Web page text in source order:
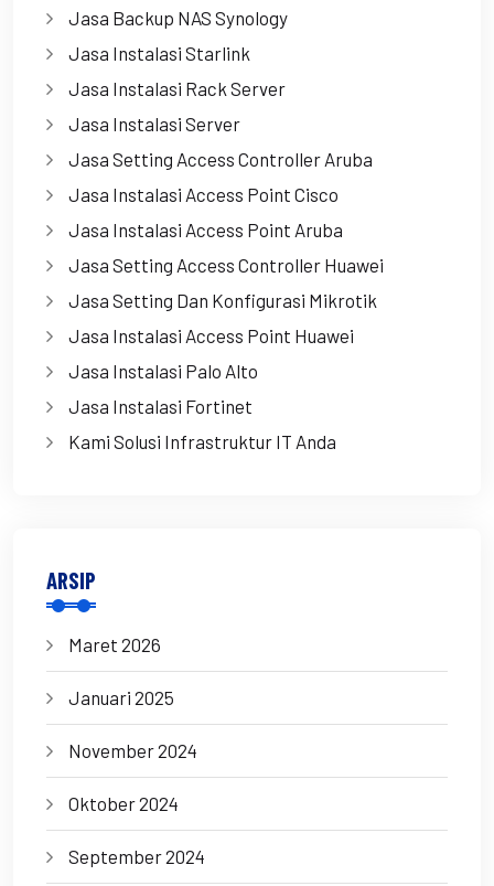
Jasa Backup NAS Synology
Jasa Instalasi Starlink
Jasa Instalasi Rack Server
Jasa Instalasi Server
Jasa Setting Access Controller Aruba
Jasa Instalasi Access Point Cisco
Jasa Instalasi Access Point Aruba
Jasa Setting Access Controller Huawei
Jasa Setting Dan Konfigurasi Mikrotik
Jasa Instalasi Access Point Huawei
Jasa Instalasi Palo Alto
Jasa Instalasi Fortinet
Kami Solusi Infrastruktur IT Anda
ARSIP
Maret 2026
Januari 2025
November 2024
Oktober 2024
September 2024